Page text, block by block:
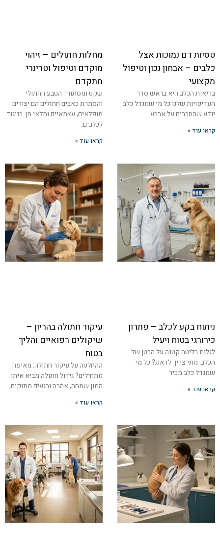
טסיות דם נמוכות אצל
כלבים – אבחון נכון וטיפול
מקצועי
בריאות הכלב היא בראש סדר
העדיפויות שלנו כל מי שמגדל כלב
יודע שהחברים על ארבע
קראו עוד »
מחלות חתולים – זיהוי
מוקדם וטיפול וטרינרי
מתקדם
שקט ומסתורי: הטבע החתולי
והסתרת כאבים חתולים הם יצורים
מופלאים, עצמאיים ומלאי חן. בניגוד
לכלבים,
קראו עוד »
ניתוח בקע לכלב – פתרון
כירורגי בטוח ויעיל
לגלות בליטה קטנה על הבטן של
הכלב: מתי צריך לדאוג? כל מי
שמגדל כלב מכיר
קראו עוד »
עיקור חתולה בהריון –
שיקולים רפואיים והליך
בטוח
ההחלטה על עיקור חתולה: מאיפה
מתחילים? גידול חתולה מביא איתו
המון שמחה, אהבה ורגעים מתוקים,
קראו עוד »